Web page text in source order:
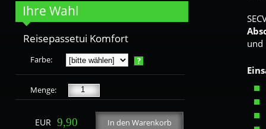
Portofino Dauphine Ciel
Persian Helios Lagoon
Ihre Wahl
Reisepassetui Komfort
Farbe:
Menge:
In den Warenkorb
EUR 9,90
und